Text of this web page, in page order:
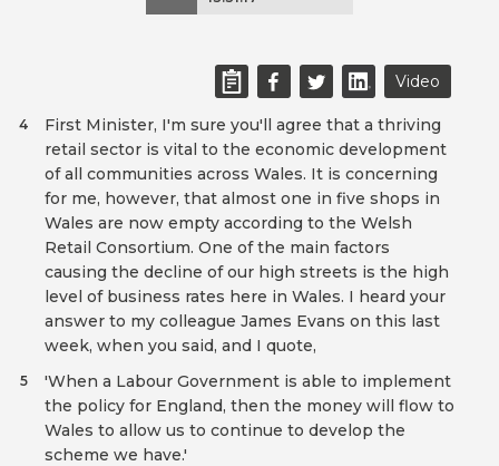
Video
First Minister, I'm sure you'll agree that a thriving
retail sector is vital to the economic development
of all communities across Wales. It is concerning
for me, however, that almost one in five shops in
Wales are now empty according to the Welsh
Retail Consortium. One of the main factors
causing the decline of our high streets is the high
level of business rates here in Wales. I heard your
answer to my colleague James Evans on this last
week, when you said, and I quote,
4
'When a Labour Government is able to implement
the policy for England, then the money will flow to
Wales to allow us to continue to develop the
scheme we have.'
5